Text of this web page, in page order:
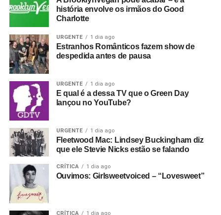
história envolve os irmãos do Good
Charlotte
URGENTE 1 dia ago
Estranhos Românticos fazem show de
despedida antes de pausa
URGENTE 1 dia ago
E qual é a dessa TV que o Green Day
lançou no YouTube?
URGENTE 1 dia ago
Fleetwood Mac: Lindsey Buckingham diz
que ele Stevie Nicks estão se falando
CRÍTICA 1 dia ago
Ouvimos: Girlsweetvoiced – “Lovesweet”
CRÍTICA 1 dia ago